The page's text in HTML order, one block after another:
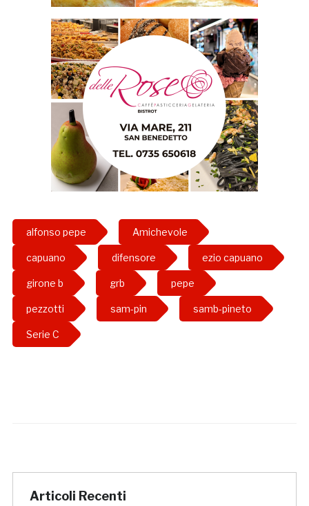
alfonso pepe Amichevole
capuano difensore ezio capuano
girone b grb pepe
pezzotti sam-pin samb-pineto
Serie C
Articoli Recenti